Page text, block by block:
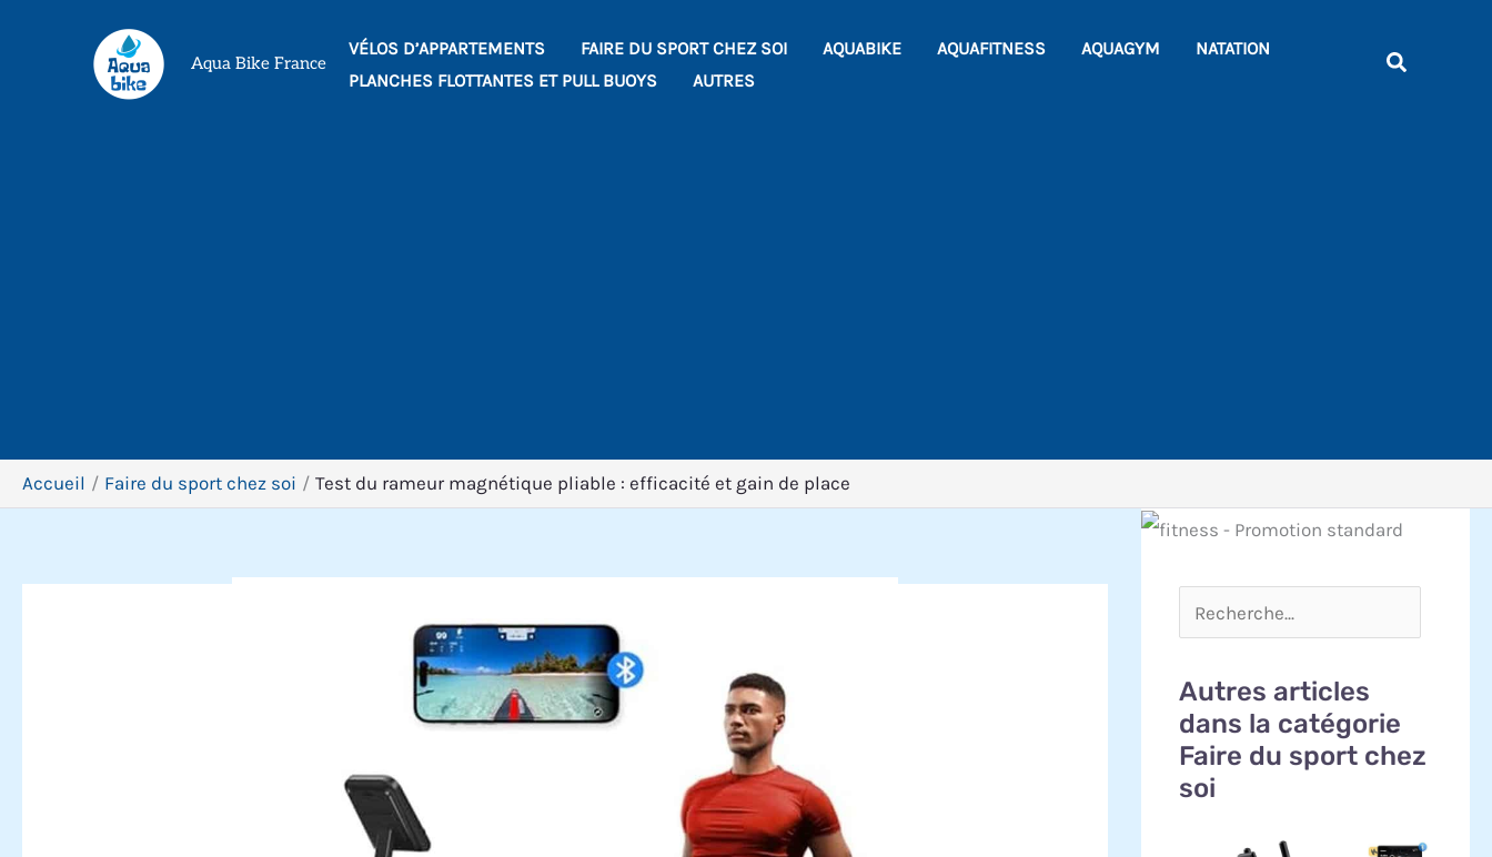
Aqua Bike France
VÉLOS D’APPARTEMENTS FAIRE DU SPORT CHEZ SOI AQUABIKE AQUAFITNESS AQUAGYM
NATATION
PLANCHES FLOTTANTES ET PULL BUOYS
AUTRES
Accueil Faire du sport chez soi Test du rameur magnétique pliable : efficacité et gain de place
Autres articles
dans la catégorie
Faire du sport chez
soi